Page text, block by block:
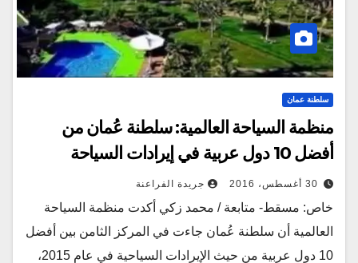
سلطنة عمان
منظمة السياحة العالمية: سلطنة عُمان من
أفضل 10 دول عربية في إيرادات السياحة
30 أغسطس، 2016 جريدة الفراعنة
خاص: مسقط- متابعة / محمد زكي أكدت منظمة السياحة
العالمية أن سلطنة عُمان جاءت في المركز الثامن بين أفضل
10 دول عربية من حيث الإيرادات السياحية في عام 2015،